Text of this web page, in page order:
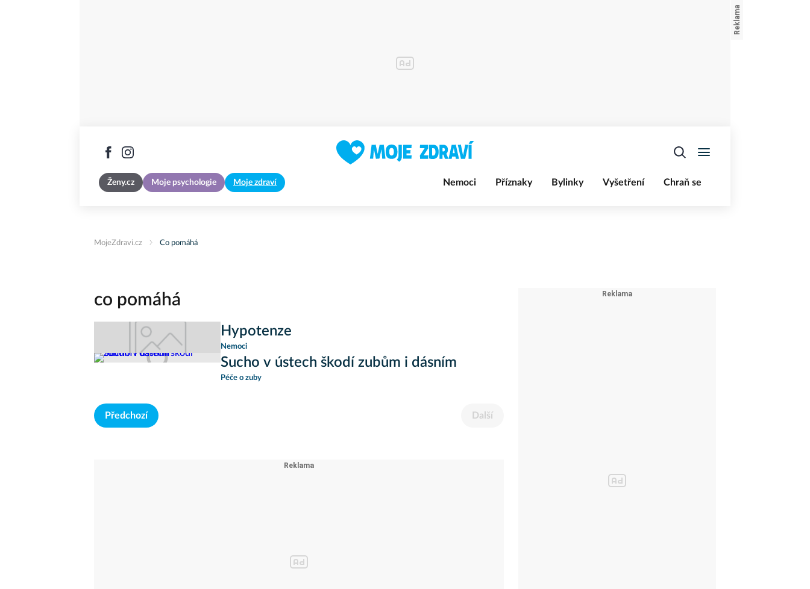
Ženy.cz Moje psychologie Moje zdraví Nemoci Příznaky Bylinky Vyšetření Chraň se
MojeZdravi.cz Co pomáhá
co pomáhá
Hypotenze
Nemoci
Sucho v ústech škodí zubům i dásním
Péče o zuby
Předchozí Další